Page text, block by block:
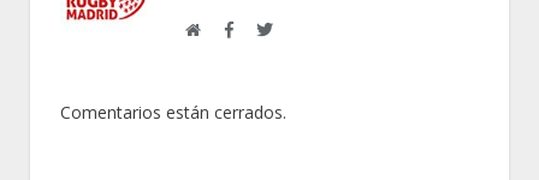
WebFacebookTwitter
Comentarios están cerrados.